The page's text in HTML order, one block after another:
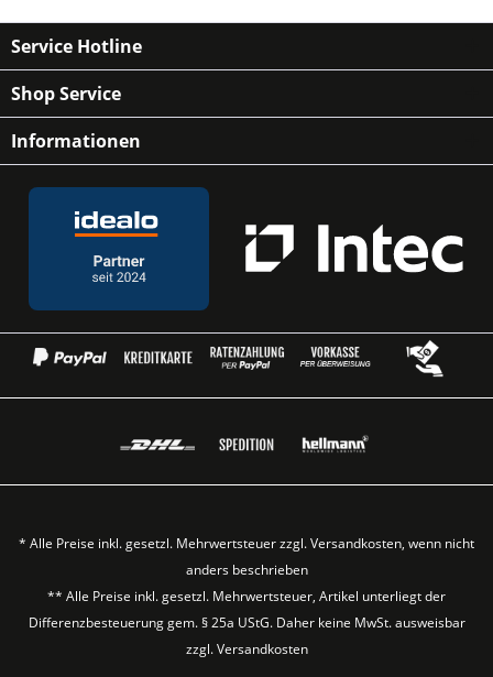
Service Hotline
Shop Service
Informationen
* Alle Preise inkl. gesetzl. Mehrwertsteuer zzgl.Versandkosten, wenn nicht
anders beschrieben
** Alle Preise inkl. gesetzl. Mehrwertsteuer, Artikel unterliegt der
Differenzbesteuerung gem. § 25a UStG. Daher keine MwSt. ausweisbar
zzgl.Versandkosten